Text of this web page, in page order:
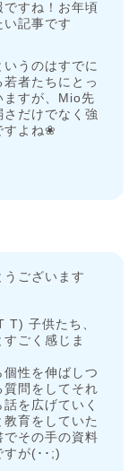
すね！お年頃
記事です
うのはすでに
者たちにとっ
ますが、Mio先
だけでなく強
すよね❀
ございます
T) 子供たち、
ごく感じま
性を伸ばしつ
問をしてそれ
を広げていく
育をしていた
でその手の資料
すが(･･;)